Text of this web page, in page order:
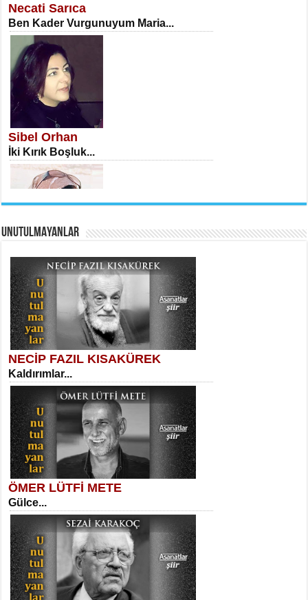
İSA KARATEPE
Ekranlar Arasında Kaybolan İnsan...
AHMET URFALI
Tahlil Denemesi...
SELAHATTİN YILDIZ
İnsanın Zindanı...
MEHMET TAŞTAN
Vagon’da Bir Şairle...
Necati Sarıca
Ben Kader Vurgunuyum Maria...
Sibel Orhan
İki Kırık Boşluk...
Meral Yağmur
Eski Bir Şiir...
Kadir Ünal
Ayağıma Dolanan Yokuş...
Mehmet Çoban
Elmira...
UNUTULMAYANLAR
NECİP FAZIL KISAKÜREK
Kaldırımlar...
ÖMER LÜTFİ METE
Gülce...